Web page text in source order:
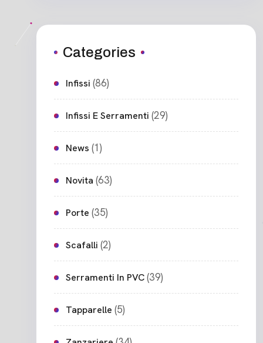
Categories
Infissi (86)
Infissi E Serramenti (29)
News (1)
Novita (63)
Porte (35)
Scafalli (2)
Serramenti In PVC(39)
Tapparelle (5)